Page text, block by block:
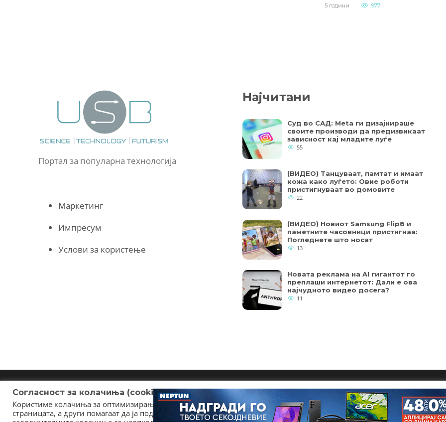
5 години 977
Портал за популарна технологија
Маркетинг
Импресум
Услови за користење
Најчитани
Суд во САД: Meta ги дизајнираше
своите производи да предизвикаат
зависност кај младите луѓе
55
(ВИДЕО) Танцуваат, памтат и имаат
кожа како луѓето: Овие роботи
пристигнуваат во домовите
22
(ВИДЕО) Новиот Samsung Flip8 и
паметните часовници пристигнаа:
Погледнете што носат
13
Новата реклама на AI гигантот го
преплаши интернетот: Дали е ова
најчудното видео досега?
11
Copyright © 2018 - Member of IAB Macedonia
Согласност за колачиња (cookies)
Користиме колачиња за оптимизирање на страницата. Некои од колачињата се од суштинско значење за работата на
страницата, а други помагаат да ја подобриме оваа интернет страница и вашето корисничко искуство. Напомена: